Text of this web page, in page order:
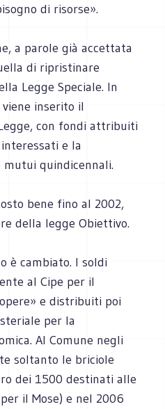
di risorse».
a parole già accettata
di ripristinare
Legge Speciale. In
inserito il
con fondi attribuiti
e la
quindicennali.
bene fino al 2002,
della legge Obiettivo.
è cambiato. I soldi
al Cipe per il
e distribuiti poi
per la
Al Comune negli
soltanto le briciole
dei 1500 destinati alle
il Mose) e nel 2006